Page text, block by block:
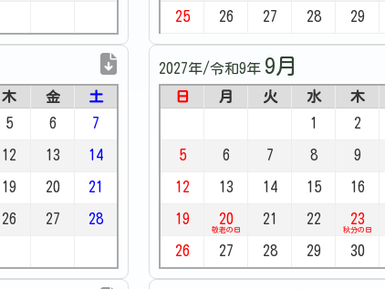
25 26 27 28 29
木 金
土
5 6 7
12 13 14
19 20 21
26 27 28
2027年/令和9年 9月
日 月 火 水 木
1
2
5 6 7 8 9
12 13 14 15 16
19 20
敬老の日
21 22 23
秋分の日
26 27 28 29 30